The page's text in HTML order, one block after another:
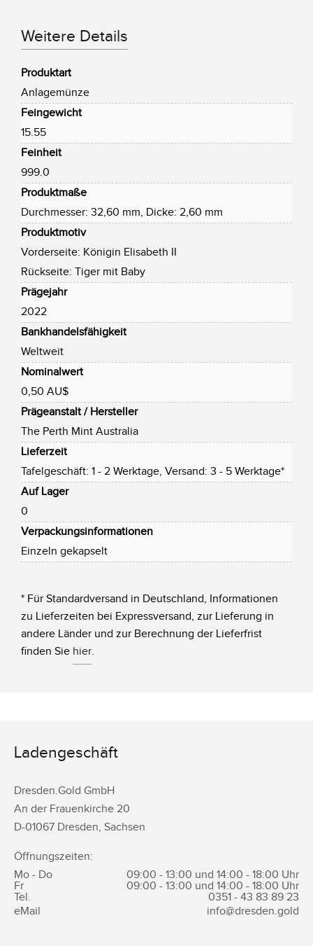
Weitere Details
Produktart
Anlagemünze
Feingewicht
15.55
Feinheit
999.0
Produktmaße
Durchmesser: 32,60 mm, Dicke: 2,60 mm
Produktmotiv
Vorderseite: Königin Elisabeth II
Rückseite: Tiger mit Baby
Prägejahr
2022
Bankhandelsfähigkeit
Weltweit
Nominalwert
0,50 AU$
Prägeanstalt / Hersteller
The Perth Mint Australia
Lieferzeit
Tafelgeschäft: 1 - 2 Werktage, Versand: 3 - 5 Werktage*
Auf Lager
0
Verpackungsinformationen
Einzeln gekapselt
* Für Standardversand in Deutschland, Informationen
zu Lieferzeiten bei Expressversand, zur Lieferung in
andere Länder und zur Berechnung der Lieferfrist
finden Sie hier.
Ladengeschäft
Dresden.Gold GmbH
An der Frauenkirche 20
D-01067 Dresden, Sachsen
Öffnungszeiten:
Mo - Do
09:00 - 13:00 und 14:00 - 18:00 Uhr
Fr
09:00 - 13:00 und 14:00 - 18:00 Uhr
Tel.
0351 - 43 83 89 23
eMail
info@dresden.gold